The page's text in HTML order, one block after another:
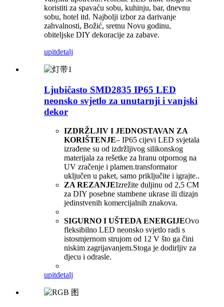
koristiti za spavaću sobu, kuhinju, bar, dnevnu
sobu, hotel itd. Najbolji izbor za darivanje
zahvalnosti, Božić, sretnu Novu godinu,
obiteljske DIY dekoracije za zabave.
upitdetalj
Ljubičasto SMD2835 IP65 LED
neonsko svjetlo za unutarnji i vanjski
dekor
IZDRŽLJIV I JEDNOSTAVAN ZA
KORIŠTENJE– IP65 cijevi LED svjetala
izrađene su od izdržljivog silikonskog
materijala za rešetke za hranu otpornog na
UV zračenje i plamen.transformator
uključen u paket, samo priključite i igrajte..
ZA REZANJEIzrežite duljinu od 2,5 CM
za DIY posebne stambene ukrase ili dizajn
jedinstvenih komercijalnih znakova.
SIGURNO I UŠTEDA ENERGIJEOvo
fleksibilno LED neonsko svjetlo radi s
istosmjernom strujom od 12 V što ga čini
niskim zagrijavanjem.Stoga je dodirljiv za
djecu i odrasle.
upitdetalj